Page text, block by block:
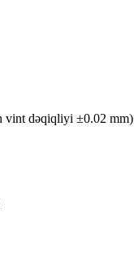
vint dəqiqliyi ±0.02 mm)